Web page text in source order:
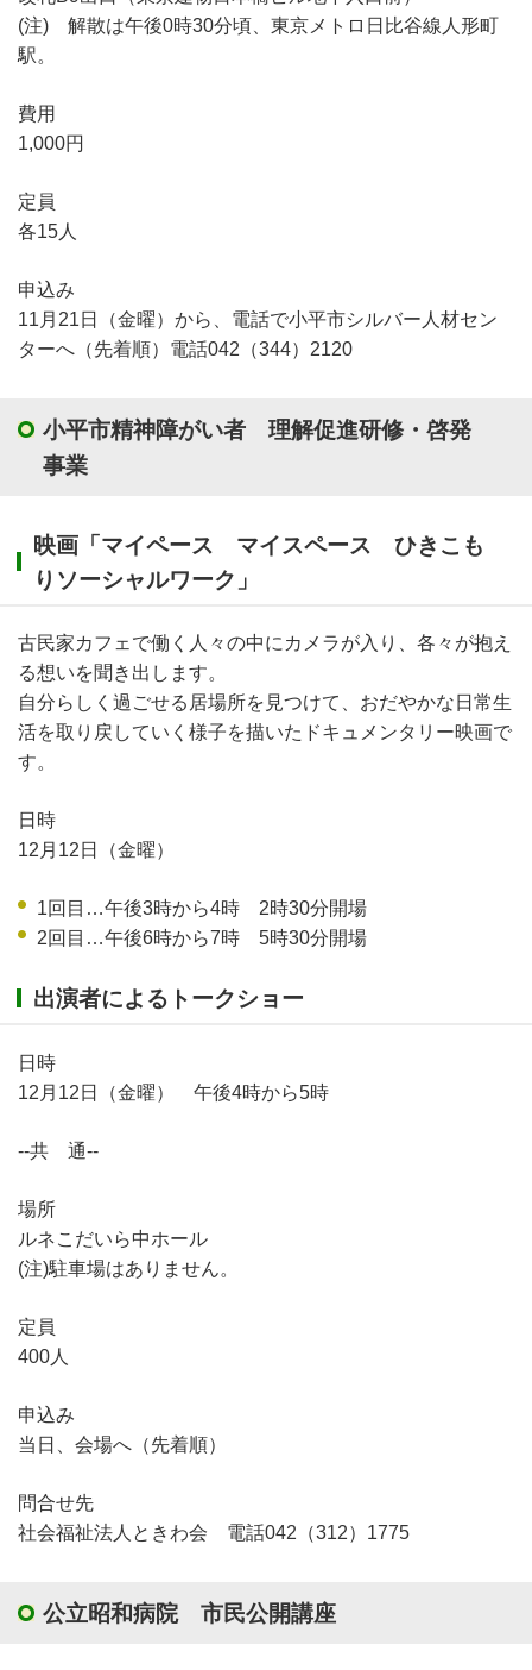
(注) 解散は午後0時30分頃、東京メトロ日比谷線人形町
駅。
費用
1,000円
定員
各15人
申込み
11月21日（金曜）から、電話で小平市シルバー人材セン
ターへ（先着順）電話042（344）2120
小平市精神障がい者 理解促進研修・啓発
事業
映画「マイペース マイスペース ひきこも
りソーシャルワーク」
古民家カフェで働く人々の中にカメラが入り、各々が抱え
る想いを聞き出します。
自分らしく過ごせる居場所を見つけて、おだやかな日常生
活を取り戻していく様子を描いたドキュメンタリー映画で
す。
日時
12月12日（金曜）
1回目…午後3時から4時 2時30分開場
2回目…午後6時から7時 5時30分開場
出演者によるトークショー
日時
12月12日（金曜） 午後4時から5時
--共 通--
場所
ルネこだいら中ホール
(注)駐車場はありません。
定員
400人
申込み
当日、会場へ（先着順）
問合せ先
社会福祉法人ときわ会 電話042（312）1775
公立昭和病院 市民公開講座